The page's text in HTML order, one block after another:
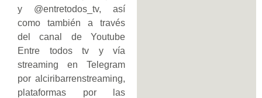
y @entretodos_tv, así
como también a través
del canal de Youtube
Entre todos tv y vía
streaming en Telegram
por alciribarrenstreaming,
plataformas por las